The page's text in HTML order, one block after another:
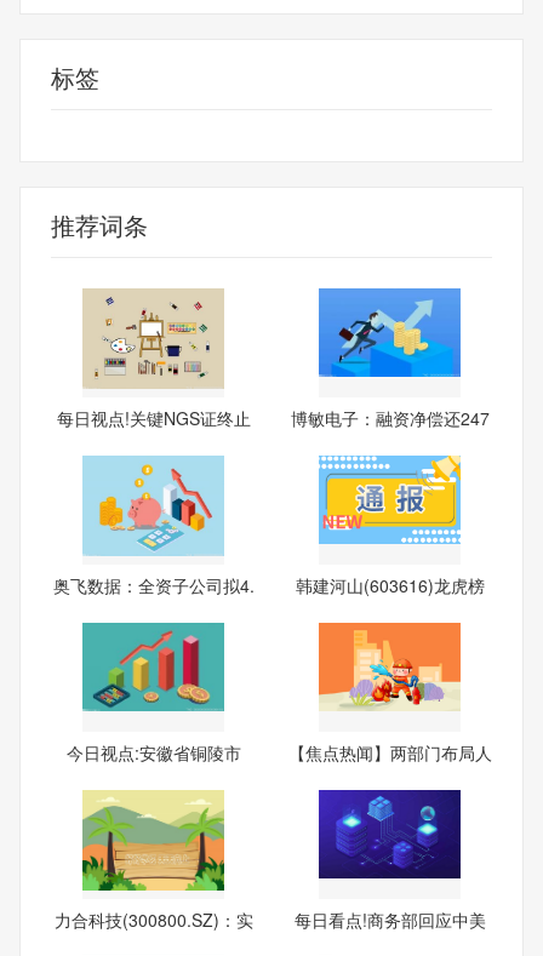
标签
推荐词条
每日视点!关键NGS证终止
博敏电子：融资净偿还247
奥飞数据：全资子公司拟4.
韩建河山(603616)龙虎榜
今日视点:‌安徽省‌铜陵市
【焦点热闻】两部门布局人
力合科技(300800.SZ)：实
每日看点!商务部回应中美